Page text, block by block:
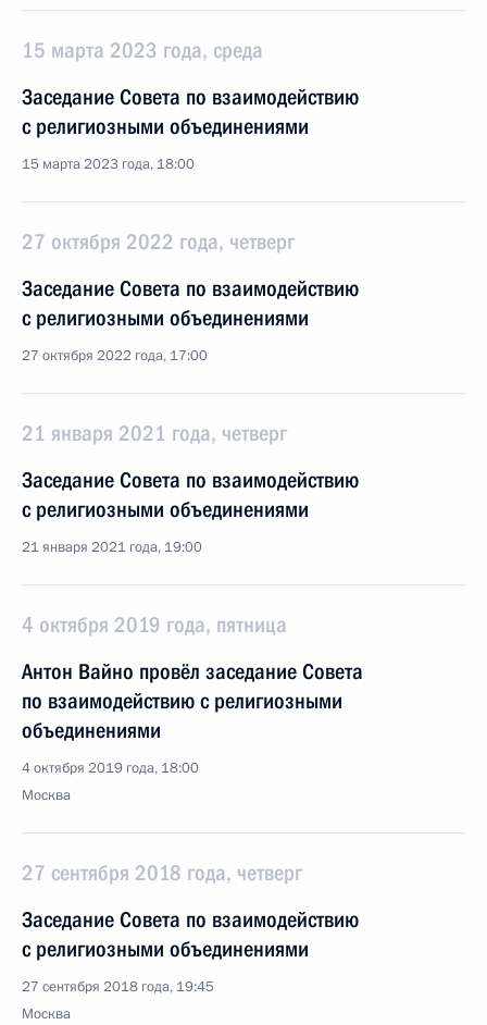
15 марта 2023 года, среда
Заседание Совета по взаимодействию
с религиозными объединениями
15 марта 2023 года, 18:00
27 октября 2022 года, четверг
Заседание Совета по взаимодействию
с религиозными объединениями
27 октября 2022 года, 17:00
21 января 2021 года, четверг
Заседание Совета по взаимодействию
с религиозными объединениями
21 января 2021 года, 19:00
4 октября 2019 года, пятница
Антон Вайно провёл заседание Совета
по взаимодействию с религиозными
объединениями
4 октября 2019 года, 18:00
Москва
27 сентября 2018 года, четверг
Заседание Совета по взаимодействию
с религиозными объединениями
27 сентября 2018 года, 19:45
Москва